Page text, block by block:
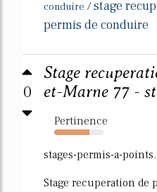
conduire /stage
permis de conduire
0
Stage
et-Marne 77 -
Pertinence
71%
stages-permis-a-
Stage recuperation de